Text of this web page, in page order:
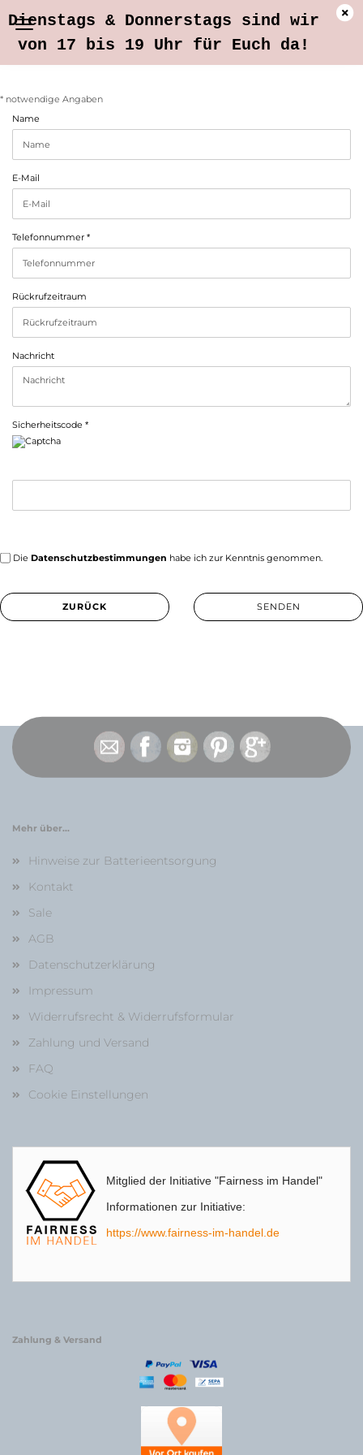
Dienstags & Donnerstags sind wir
von 17 bis 19 Uhr für Euch da!
SERVICE
* notwendige Angaben
Name
E-Mail
Telefonnummer
Rückrufzeitraum
Nachricht
Sicherheitscode
DATENSCHUTZBESTIMMUNGEN
Die Datenschutzbestimmungen habe ich zur Kenntnis genommen.
ZURÜCK SENDEN
Mehr über...
Hinweise zur Batterieentsorgung
Kontakt
Sale
AGB
Datenschutzerklärung
Impressum
Widerrufsrecht & Widerrufsformular
Zahlung und Versand
FAQ
Cookie Einstellungen
Mitglied der Initiative "Fairness im Handel"
Informationen zur Initiative:
https://www.fairness-im-handel.de
Zahlung & Versand